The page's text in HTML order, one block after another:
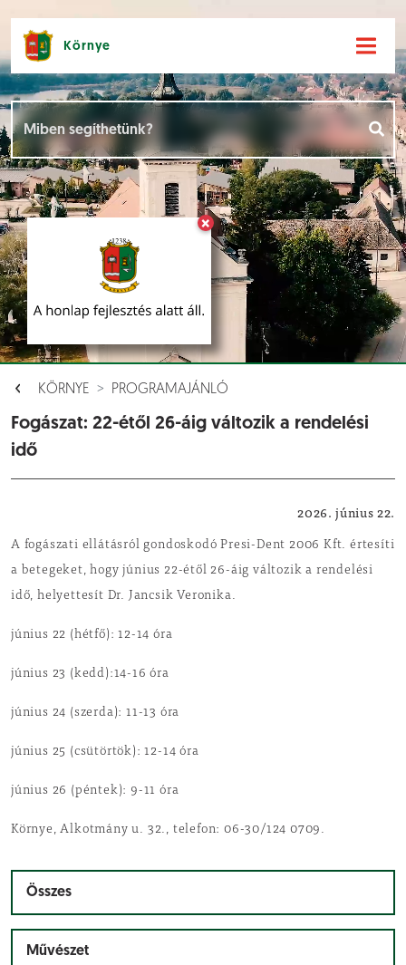
×
Környe
KÖRNYE PROGRAMAJÁNLÓ
Fogászat: 22-étől 26-áig változik a rendelési
idő
2026. június 22.
A fogászati ellátásról gondoskodó Presi-Dent 2006 Kft. értesíti
a betegeket, hogy június 22-étől 26-áig változik a rendelési
idő, helyettesít Dr. Jancsik Veronika.
június 22 (hétfő): 12-14 óra
június 23 (kedd):14-16 óra
június 24 (szerda): 11-13 óra
június 25 (csütörtök): 12-14 óra
június 26 (péntek): 9-11 óra
Környe, Alkotmány u. 32., telefon: 06-30/124 0709.
Összes
Művészet
Hírek []
Események []
Dokumentumok []
Aloldalak [ ]